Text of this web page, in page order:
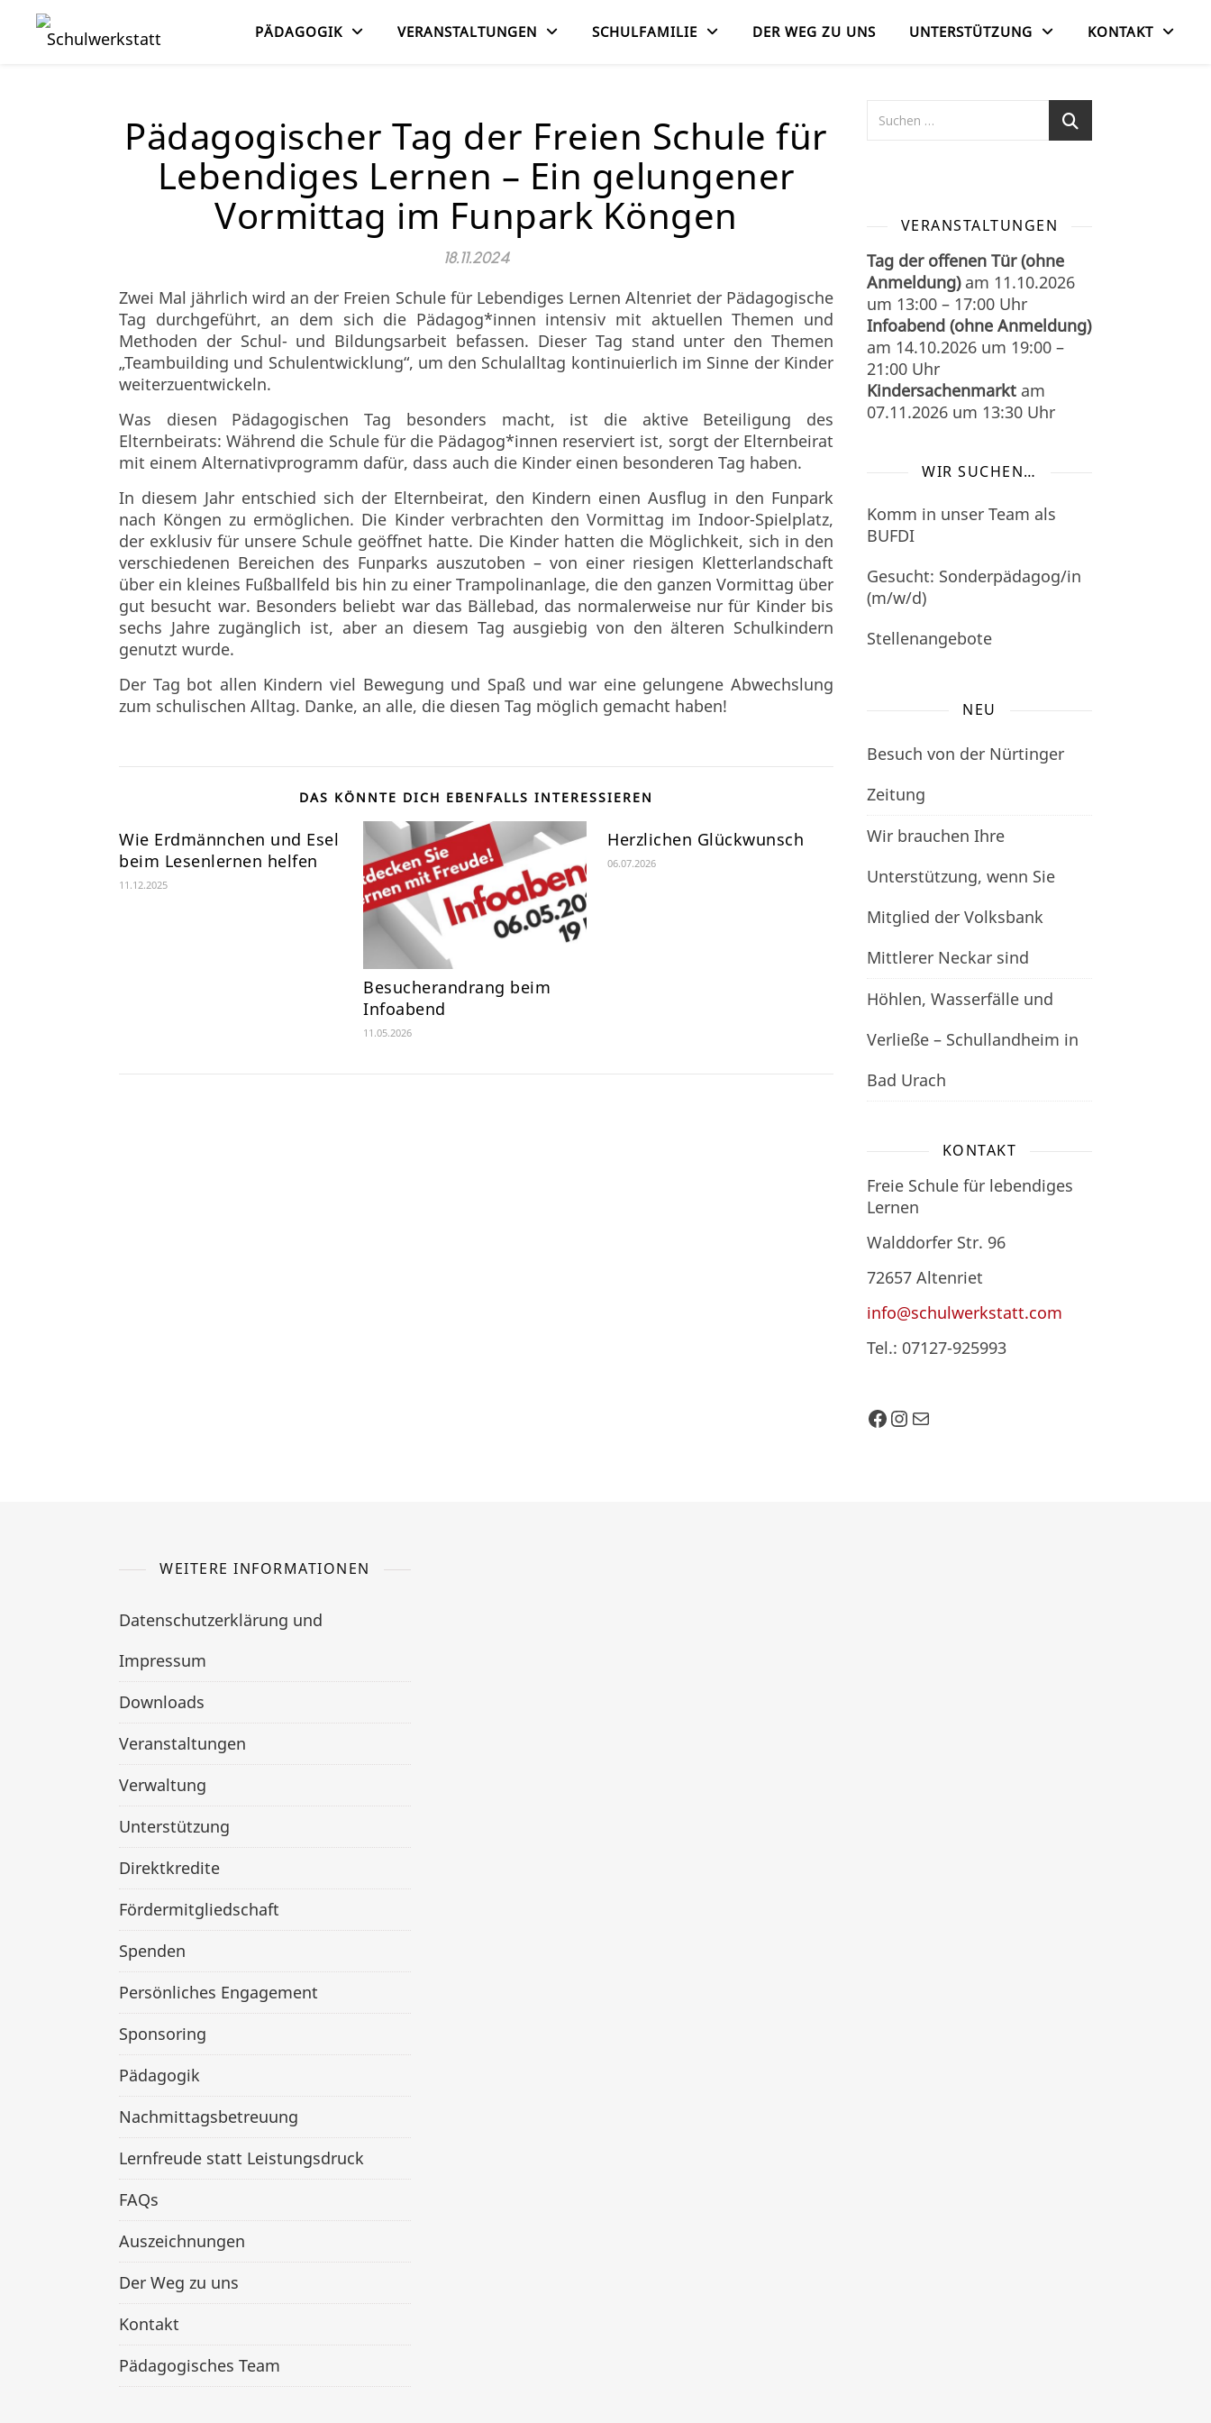
PÄDAGOGIK VERANSTALTUNGEN SCHULFAMILIE DER WEG ZU UNS UNTERSTÜTZUNG KONTAKT
Pädagogischer Tag der Freien Schule für
Lebendiges Lernen – Ein gelungener
Vormittag im Funpark Köngen
18.11.2024
Zwei Mal jährlich wird an der Freien Schule für Lebendiges Lernen Altenriet der Pädagogische
Tag durchgeführt, an dem sich die Pädagog*innen intensiv mit aktuellen Themen und
Methoden der Schul- und Bildungsarbeit befassen. Dieser Tag stand unter den Themen
„Teambuilding und Schulentwicklung“, um den Schulalltag kontinuierlich im Sinne der Kinder
weiterzuentwickeln.
Was diesen Pädagogischen Tag besonders macht, ist die aktive Beteiligung des
Elternbeirats: Während die Schule für die Pädagog*innen reserviert ist, sorgt der Elternbeirat
mit einem Alternativprogramm dafür, dass auch die Kinder einen besonderen Tag haben.
In diesem Jahr entschied sich der Elternbeirat, den Kindern einen Ausflug in den Funpark
nach Köngen zu ermöglichen. Die Kinder verbrachten den Vormittag im Indoor-Spielplatz,
der exklusiv für unsere Schule geöffnet hatte. Die Kinder hatten die Möglichkeit, sich in den
verschiedenen Bereichen des Funparks auszutoben – von einer riesigen Kletterlandschaft
über ein kleines Fußballfeld bis hin zu einer Trampolinanlage, die den ganzen Vormittag über
gut besucht war. Besonders beliebt war das Bällebad, das normalerweise nur für Kinder bis
sechs Jahre zugänglich ist, aber an diesem Tag ausgiebig von den älteren Schulkindern
genutzt wurde.
Der Tag bot allen Kindern viel Bewegung und Spaß und war eine gelungene Abwechslung
zum schulischen Alltag. Danke, an alle, die diesen Tag möglich gemacht haben!
DAS KÖNNTE DICH EBENFALLS INTERESSIEREN
Wie Erdmännchen und Esel
beim Lesenlernen helfen
11.12.2025
Besucherandrang beim
Infoabend
11.05.2026
Herzlichen Glückwunsch
06.07.2026
VERANSTALTUNGEN
Tag der offenen Tür (ohne
Anmeldung)am 11.10.2026
um 13:00 – 17:00 Uhr
Infoabend (ohne Anmeldung)
am 14.10.2026 um 19:00 –
21:00 Uhr
Kindersachenmarkt am
07.11.2026 um 13:30 Uhr
WIR SUCHEN…
Komm in unser Team als
BUFDI
Gesucht: Sonderpädagog/in
(m/w/d)
Stellenangebote
NEU
Besuch von der Nürtinger
Zeitung
Wir brauchen Ihre
Unterstützung, wenn Sie
Mitglied der Volksbank
Mittlerer Neckar sind
Höhlen, Wasserfälle und
Verließe – Schullandheim in
Bad Urach
KONTAKT
Freie Schule für lebendiges
Lernen
Walddorfer Str. 96
72657 Altenriet
info@schulwerkstatt.com
Tel.: 07127-925993
Facebook
Instagram
E-Mail
WEITERE INFORMATIONEN
Datenschutzerklärung und
Impressum
Downloads
Veranstaltungen
Verwaltung
Unterstützung
Direktkredite
Fördermitgliedschaft
Spenden
Persönliches Engagement
Sponsoring
Pädagogik
Nachmittagsbetreuung
Lernfreude statt Leistungsdruck
FAQs
Auszeichnungen
Der Weg zu uns
Kontakt
Pädagogisches Team